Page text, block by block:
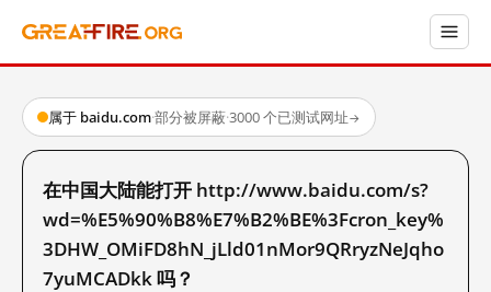
属于 baidu.com·部分被屏蔽·3000 个已测试网址→
在中国大陆能打开 http://www.baidu.com/s?
wd=%E5%90%B8%E7%B2%BE%3Fcron_key%
3DHW_OMiFD8hN_jLld01nMor9QRryzNeJqho
7yuMCADkk 吗？